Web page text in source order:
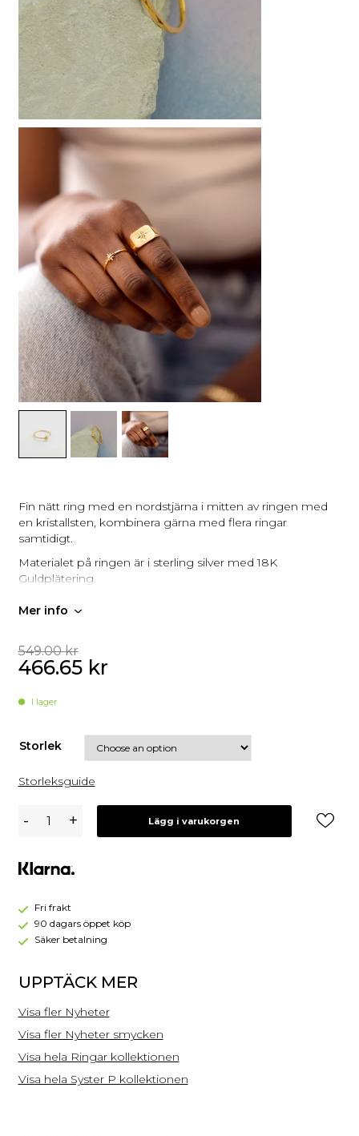
Fin nätt ring med en nordstjärna i mitten av ringen med
en kristallsten, kombinera gärna med flera ringar
samtidigt.
Materialet på ringen är i sterling silver med 18K
Guldplätering.
Mer info
549.00kr
466.65 kr
I lager
Storlek
Storleksguide
Star
Small
Guld
- + Lägg i varukorgen
Fri frakt
90 dagars öppet köp
Säker betalning
UPPTÄCK MER
Visa fler Nyheter
Visa fler Nyheter smycken
Visa hela Ringar kollektionen
Visa hela Syster P kollektionen